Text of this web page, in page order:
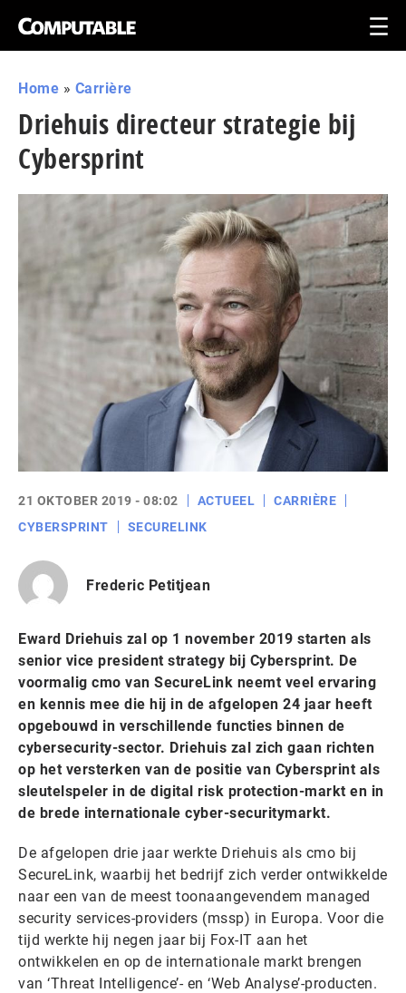
Home » Carrière
Driehuis directeur strategie bij
Cybersprint
21 OKTOBER 2019 - 08:02 ACTUEEL
CARRIÈRE
CYBERSPRINT
SECURELINK
Frederic Petitjean
Eward Driehuis zal op 1 november 2019 starten als
senior vice president strategy bij Cybersprint. De
voormalig cmo van SecureLink neemt veel ervaring
en kennis mee die hij in de afgelopen 24 jaar heeft
opgebouwd in verschillende functies binnen de
cybersecurity-sector. Driehuis zal zich gaan richten
op het versterken van de positie van Cybersprint als
sleutelspeler in de digital risk protection-markt en in
de brede internationale cyber-securitymarkt.
De afgelopen drie jaar werkte Driehuis als cmo bij
SecureLink, waarbij het bedrijf zich verder ontwikkelde
naar een van de meest toonaangevendem managed
security services-providers (mssp) in Europa. Voor die
tijd werkte hij negen jaar bij Fox-IT aan het
ontwikkelen en op de internationale markt brengen
van ‘Threat Intelligence’- en ‘Web Analyse’-producten.